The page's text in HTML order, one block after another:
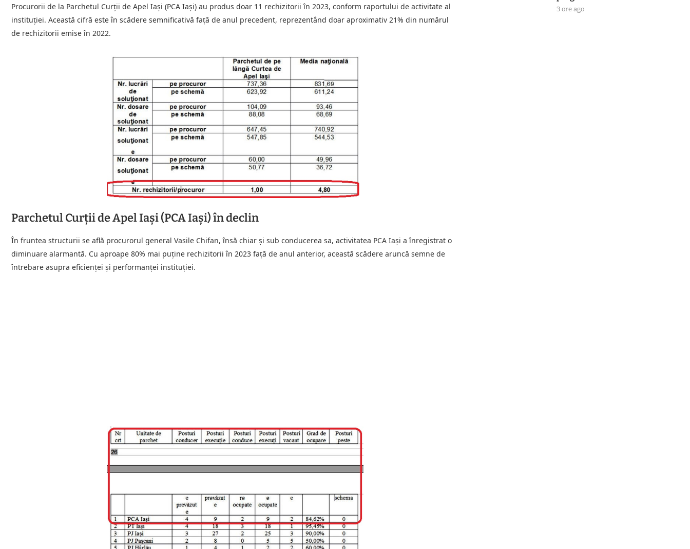
Procurorii de la Parchetul Curții de Apel Iași (PCA Iași) au produs doar 11 rechizitorii în 2023, conform raportului de activitate al
instituției. Această cifră este în scădere semnificativă față de anul precedent, reprezentând doar aproximativ 21% din numărul
de rechizitorii emise în 2022.
Parchetul Curții de Apel Iași (PCA Iași) în declin
În fruntea structurii se află procurorul general Vasile Chifan, însă chiar și sub conducerea sa, activitatea PCA Iași a înregistrat o
diminuare alarmantă. Cu aproape 80% mai puține rechizitorii în 2023 față de anul anterior, această scădere aruncă semne de
întrebare asupra eficienței și performanței instituției.
3 ore ago